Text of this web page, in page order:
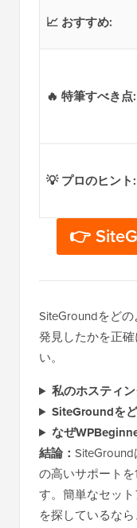
📈 おすすめ:
🔥 特筆すべき点:
💡 プロのヒント:
👉
SiteGroundをど
発見したかを正
い。
私のホスティ
SiteGroundを
なぜ
結論：
の高いサポート
す。簡単なセッ
を探しているな